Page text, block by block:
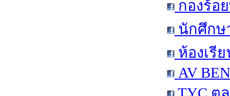
กองร้อ
นักศึกษ
ห้องเรี
AV